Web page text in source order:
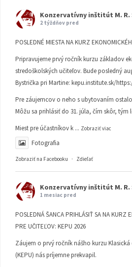
Konzervatívny inštitút M.
2 týždňov pred
POSLEDNÉ MIESTA NA KURZ
Pripravujeme prvý ročník kurzu základov
stredoškolských učiteľov. Bude posledný
Bystrička pri Martine: kepu.institute.sk/
Pre záujemcov o neho s ubytovaním
Môžu sa prihlásiť do 31. júla, čím skôr, tým
Miest pre účastníkov k ... Zobraziť viac
Fotografia
Zobraziť na Facebooku · Zdieľať
Konzervatívny inštitút M.
1 mesiac pred
POSLEDNÁ ŠANCA PRIHLÁSIŤ SA NA KURZ
PRE UČITEĽOV: KEPU 2026
Záujem o prvý ročník nášho kurzu
(KEPU) nás príjemne prekvapil.